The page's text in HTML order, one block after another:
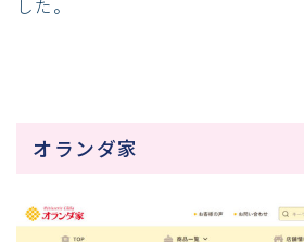
した。
オランダ家